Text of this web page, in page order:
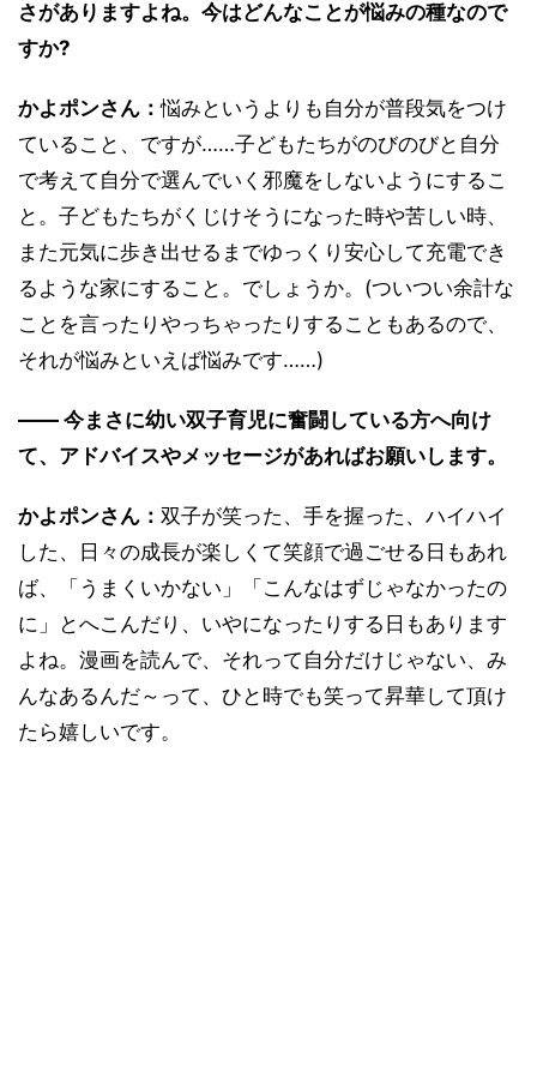
さがありますよね。今はどんなことが悩みの種なので
すか?
かよポンさん：悩みというよりも自分が普段気をつけ
ていること、ですが……子どもたちがのびのびと自分
で考えて自分で選んでいく邪魔をしないようにするこ
と。子どもたちがくじけそうになった時や苦しい時、
また元気に歩き出せるまでゆっくり安心して充電でき
るような家にすること。でしょうか。(ついつい余計な
ことを言ったりやっちゃったりすることもあるので、
それが悩みといえば悩みです……)
―― 今まさに幼い双子育児に奮闘している方へ向け
て、アドバイスやメッセージがあればお願いします。
かよポンさん： 双子が笑った、手を握った、ハイハイ
した、日々の成長が楽しくて笑顔で過ごせる日もあれ
ば、「うまくいかない」「こんなはずじゃなかったの
に」とへこんだり、いやになったりする日もあります
よね。漫画を読んで、それって自分だけじゃない、み
んなあるんだ～って、ひと時でも笑って昇華して頂け
たら嬉しいです。